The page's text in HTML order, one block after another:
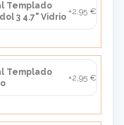
Templado
3 4.7" Vidrio
+2,95 €
Templado
+2,95 €